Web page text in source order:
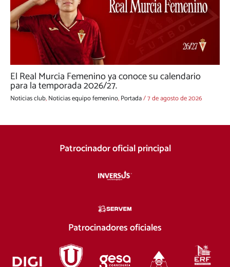
El Real Murcia Femenino ya conoce su calendario
para la temporada 2026/27.
Noticias club,Noticias equipo femenino,Portada/7 de agosto de 2026
Patrocinador oficial principal
Patrocinadores oficiales